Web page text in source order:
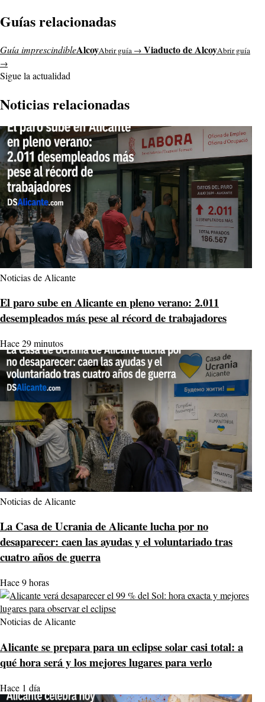
Guías relacionadas
Guía imprescindibleAlcoyAbrir guía → Viaducto de AlcoyAbrir guía
→
Sigue la actualidad
Noticias relacionadas
Noticias de Alicante
El paro sube en Alicante en pleno verano: 2.011
desempleados más pese al récord de trabajadores
Hace 29 minutos
Noticias de Alicante
La Casa de Ucrania de Alicante lucha por no
desaparecer: caen las ayudas y el voluntariado tras
cuatro años de guerra
Hace 9 horas
Noticias de Alicante
Alicante se prepara para un eclipse solar casi total: a
qué hora será y los mejores lugares para verlo
Hace 1 día